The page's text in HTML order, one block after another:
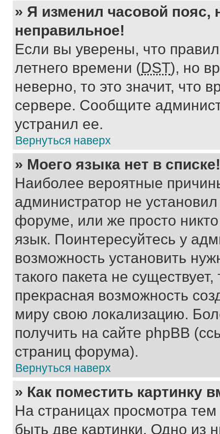
» Я изменил часовой пояс,
неправильное!
Если вы уверены, что
летнего времени (DST), но
неверно, то это значит, что
сервере. Сообщите
устранил ее.
Вернуться наверх
» Моего языка нет в списке!
Наиболее вероятные
администратор не
форуме, или же просто
язык. Поинтересуйтесь у
возможность установить
такого пакета не
прекрасная возможность
миру свою локализацию.
получить на сайте phpBB
страниц форума).
Вернуться наверх
» Как поместить картинку
На страницах просмотра
быть две картинки. Одно из